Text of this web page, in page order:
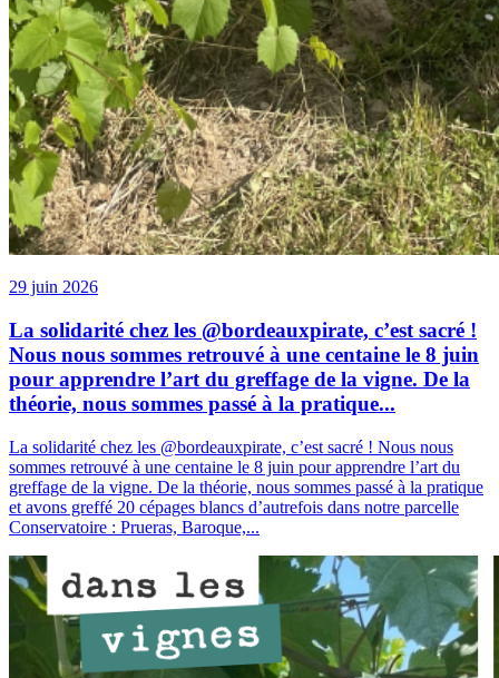
29 juin 2026
La solidarité chez les @bordeauxpirate, c’est sacré !
Nous nous sommes retrouvé à une centaine le 8 juin
pour apprendre l’art du greffage de la vigne. De la
théorie, nous sommes passé à la pratique...
La solidarité chez les @bordeauxpirate, c’est sacré ! Nous nous
sommes retrouvé à une centaine le 8 juin pour apprendre l’art du
greffage de la vigne. De la théorie, nous sommes passé à la pratique
et avons greffé 20 cépages blancs d’autrefois dans notre parcelle
Conservatoire : Prueras, Baroque,...